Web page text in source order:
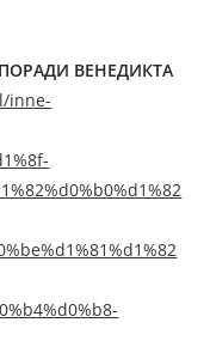
ВЕНЕДИКТА
inne-